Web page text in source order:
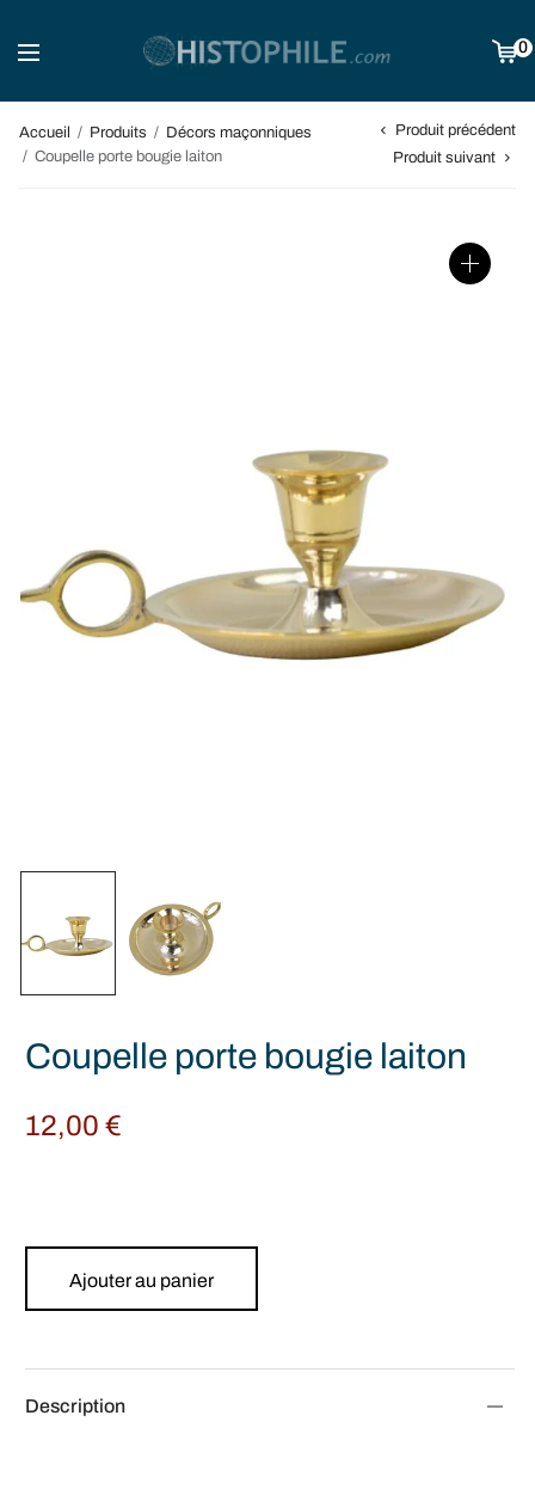
0
Accueil / Produits / Décors maçonniques
/ Coupelle porte bougie laiton
Produit précédent
Produit suivant
Coupelle porte bougie laiton
12,00€
Ajouter au panier
Description